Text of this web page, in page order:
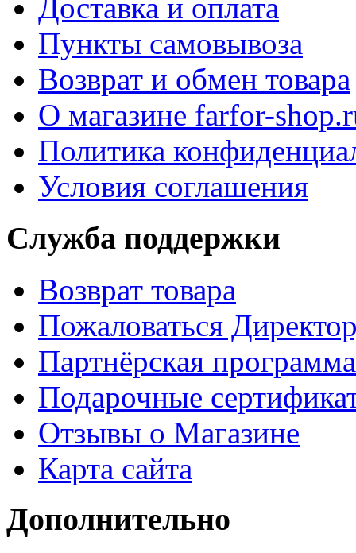
Доставка и оплата
Пункты самовывоза
Возврат и обмен товара
О магазине farfor-
Политика
Условия соглашения
Служба поддержки
Возврат товара
Пожаловаться
Партнёрская программа
Подарочные
Отзывы о Магазине
Карта сайта
Дополнительно